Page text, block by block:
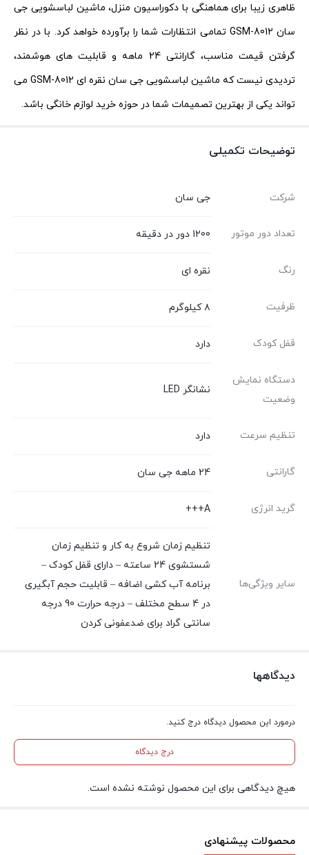
ظاهری زیبا برای هماهنگی با دکوراسیون منزل، ماشین لباسشویی جی
سان GSM-8012 تمامی انتظارات شما را برآورده خواهد کرد. با در نظر
گرفتن قیمت مناسب، گارانتی 24 ماهه و قابلیت‌ های هوشمند،
تردیدی نیست که ماشین لباسشویی جی سان نقره ای GSM-8012 می‌
تواند یکی از بهترین تصمیمات شما در حوزه خرید لوازم خانگی باشد.
توضیحات تکمیلی
شرکت جی سان
تعداد دور موتور 1200 دور در دقیقه
رنگ نقره ای
ظرفیت ۸ کیلوگرم
قفل کودک دارد
دستگاه نمایش
وضعیت
نشانگر LED
تنظیم سرعت دارد
گارانتی 24 ماهه جی سان
گرید انرژی A+++
سایر ویژگی‌ها
تنظیم زمان شروع به کار و تنظیم زمان
شستشوی 24 ساعته – دارای قفل کودک –
برنامه آب کشی اضافه – قابلیت حجم آبگیری
در 4 سطح مختلف – درجه حرارت 90 درجه
سانتی گراد برای ضدعفونی کردن
دیدگاهها
درمورد این محصول دیدگاه درج کنید.
درج دیدگاه
هیچ دیدگاهی برای این محصول نوشته نشده است.
محصولات پیشنهادی